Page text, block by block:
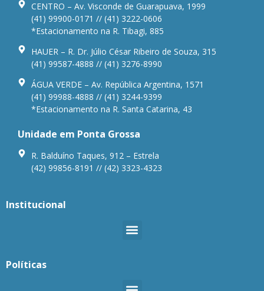
CENTRO – Av. Visconde de Guarapuava, 1999
(41) 99900-0171 // (41) 3222-0606
*Estacionamento na R. Tibagi, 885
HAUER – R. Dr. Júlio César Ribeiro de Souza, 315
(41) 99587-4888 // (41) 3276-8990
ÁGUA VERDE – Av. República Argentina, 1571
(41) 99988-4888 // (41) 3244-9399
*Estacionamento na R. Santa Catarina, 43
Unidade em Ponta Grossa
R. Balduíno Taques, 912 – Estrela
(42) 99856-8191 // (42) 3323-4323
Institucional
Políticas